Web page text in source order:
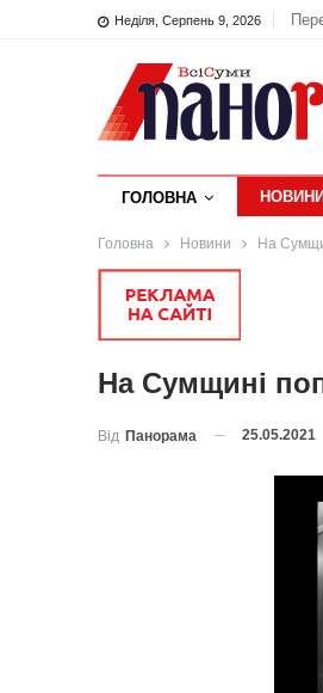
Неділя, Серпень 9, 2026
ГОЛОВНА НОВИНИ
Головна Новини На
На Сумщині
Від Панорама 25.05.2021